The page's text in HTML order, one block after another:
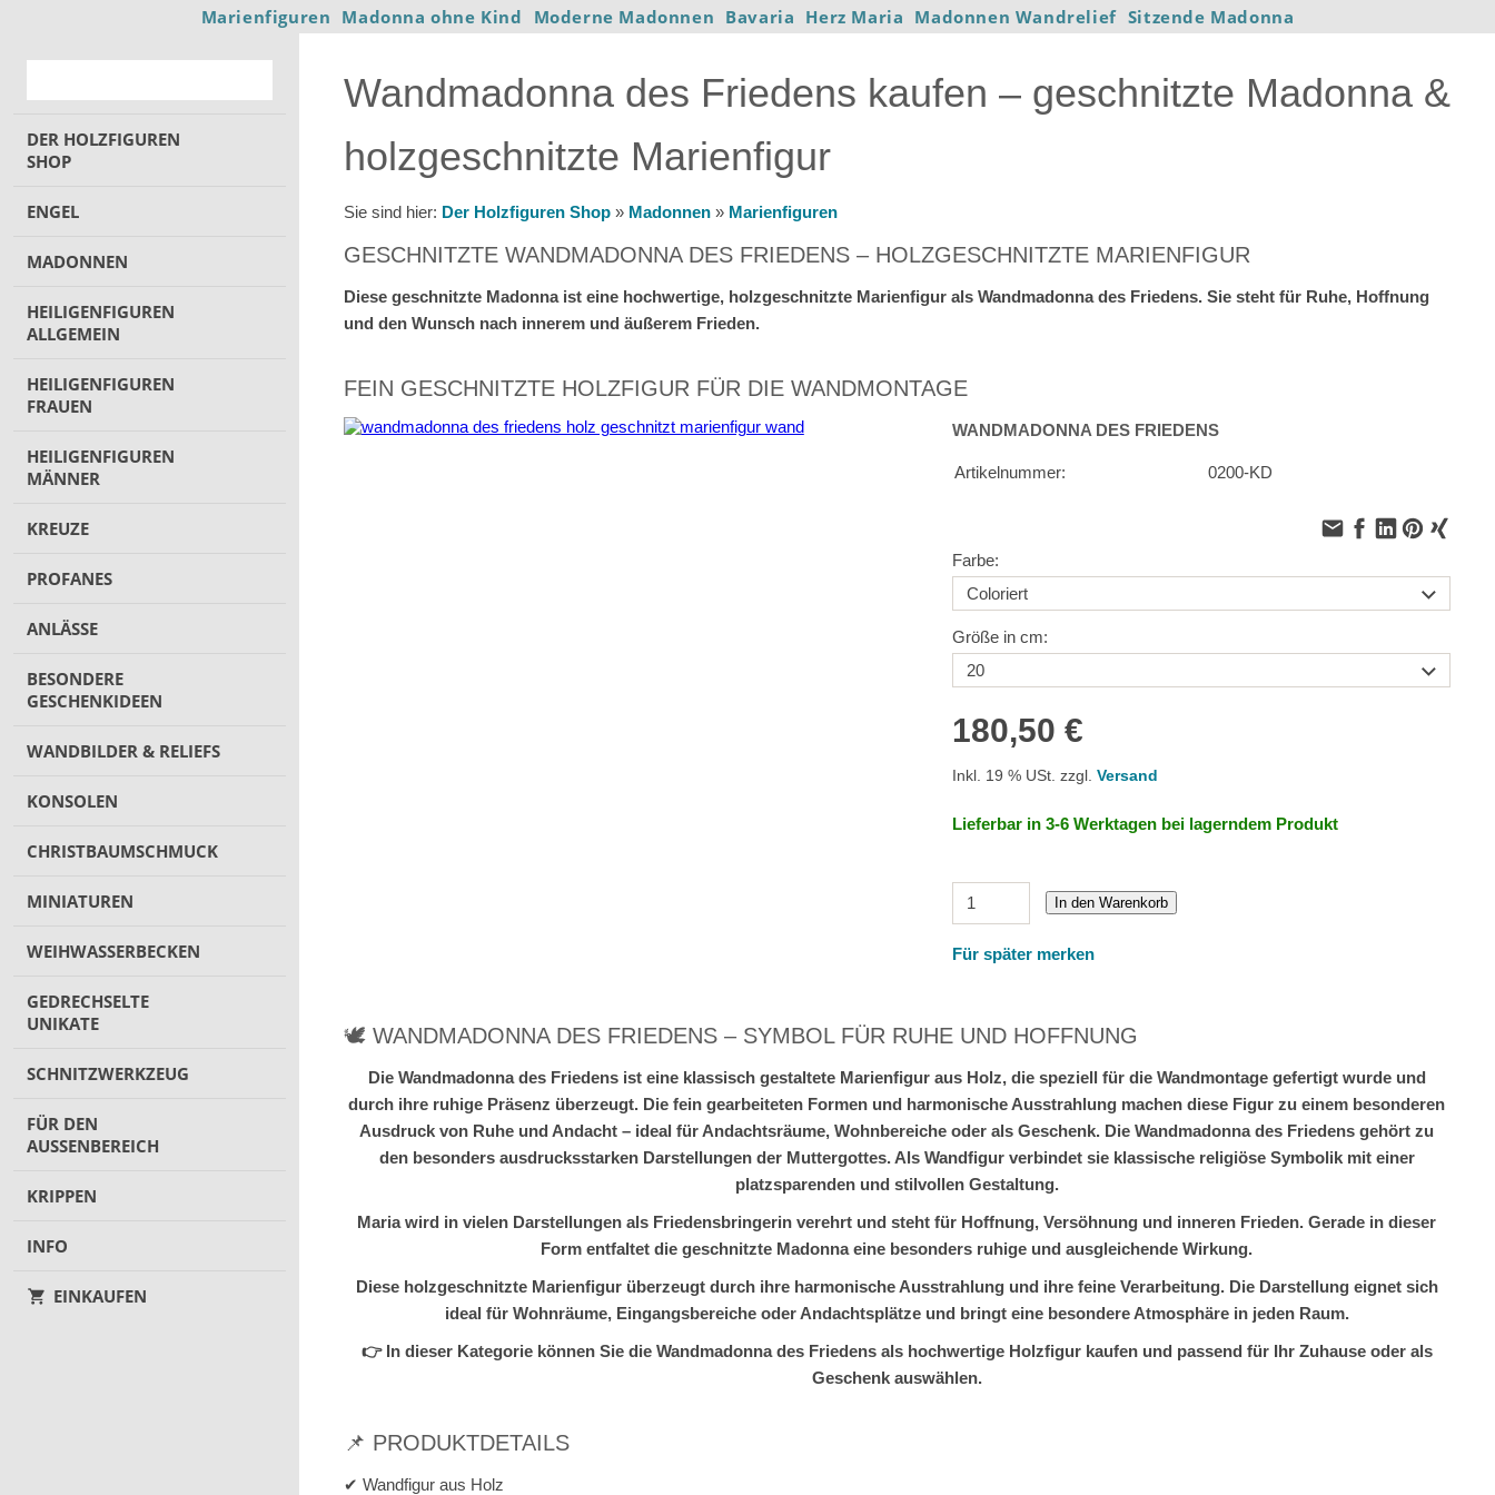
Marienfiguren Madonna ohne Kind Moderne Madonnen Bavaria Herz Maria Madonnen Wandrelief Sitzende Madonna
DER HOLZFIGUREN
SHOP
ENGEL
MADONNEN
HEILIGENFIGUREN
ALLGEMEIN
HEILIGENFIGUREN
FRAUEN
HEILIGENFIGUREN
MÄNNER
KREUZE
PROFANES
ANLÄSSE
BESONDERE
GESCHENKIDEEN
WANDBILDER & RELIEFS
KONSOLEN
CHRISTBAUMSCHMUCK
MINIATUREN
WEIHWASSERBECKEN
GEDRECHSELTE
UNIKATE
SCHNITZWERKZEUG
FÜR DEN
AUSSENBEREICH
KRIPPEN
INFO
EINKAUFEN
Wandmadonna des Friedens kaufen – geschnitzte Madonna &
holzgeschnitzte Marienfigur
Sie sind hier: Der Holzfiguren Shop» Madonnen» Marienfiguren
GESCHNITZTE WANDMADONNA DES FRIEDENS – HOLZGESCHNITZTE MARIENFIGUR
Diese geschnitzte Madonna ist eine hochwertige, holzgeschnitzte Marienfigur als Wandmadonna des Friedens. Sie steht für Ruhe, Hoffnung
und den Wunsch nach innerem und äußerem Frieden.
FEIN GESCHNITZTE HOLZFIGUR FÜR DIE WANDMONTAGE
WANDMADONNA DES FRIEDENS
Artikelnummer: 0200-KD
Farbe:
Größe in cm:
180,50 €
Inkl. 19 % USt. zzgl.Versand
Lieferbar in 3-6 Werktagen bei lagerndem Produkt
In den Warenkorb
Für später merken
🕊️ WANDMADONNA DES FRIEDENS – SYMBOL FÜR RUHE UND HOFFNUNG
Die Wandmadonna des Friedens ist eine klassisch gestaltete Marienfigur aus Holz, die speziell für die Wandmontage gefertigt wurde und
durch ihre ruhige Präsenz überzeugt. Die fein gearbeiteten Formen und harmonische Ausstrahlung machen diese Figur zu einem besonderen
Ausdruck von Ruhe und Andacht – ideal für Andachtsräume, Wohnbereiche oder als Geschenk. Die Wandmadonna des Friedens gehört zu
den besonders ausdrucksstarken Darstellungen der Muttergottes. Als Wandfigur verbindet sie klassische religiöse Symbolik mit einer
platzsparenden und stilvollen Gestaltung.
Maria wird in vielen Darstellungen als Friedensbringerin verehrt und steht für Hoffnung, Versöhnung und inneren Frieden. Gerade in dieser
Form entfaltet die geschnitzte Madonna eine besonders ruhige und ausgleichende Wirkung.
Diese holzgeschnitzte Marienfigur überzeugt durch ihre harmonische Ausstrahlung und ihre feine Verarbeitung. Die Darstellung eignet sich
ideal für Wohnräume, Eingangsbereiche oder Andachtsplätze und bringt eine besondere Atmosphäre in jeden Raum.
👉 In dieser Kategorie können Sie die Wandmadonna des Friedens als hochwertige Holzfigur kaufen und passend für Ihr Zuhause oder als
Geschenk auswählen.
📌 PRODUKTDETAILS
✔ Wandfigur aus Holz